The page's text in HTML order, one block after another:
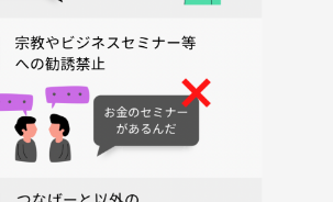
ちなんてなかなかできないじゃないですか。私
たいです。
の本気の友だち作りクラブです。
だちを作るためのコミュニケーションの一環に